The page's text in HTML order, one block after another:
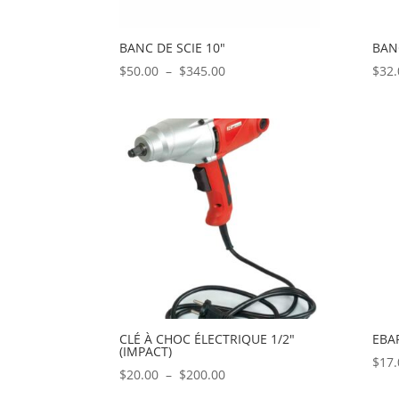
BANC DE SCIE 10″
$50.00 – $345.00Plage
$50.00
à
$345.00
$
CLÉ À CHOC ÉLECTRIQUE 1/2″
(IMPACT)
$20.00 – $200.00Plage
$